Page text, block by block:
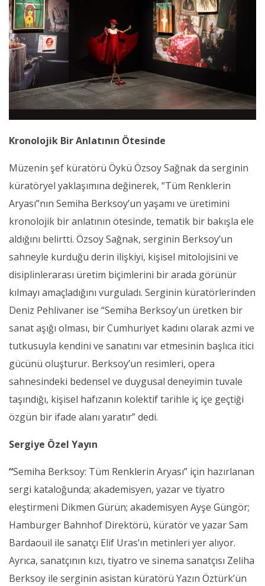
Kronolojik Bir Anlatının Ötesinde
Müzenin şef küratörü Öykü Özsoy Sağnak da serginin
küratöryel yaklaşımına değinerek, “Tüm Renklerin
Aryası”nın Semiha Berksoy’un yaşamı ve üretimini
kronolojik bir anlatının ötesinde, tematik bir bakışla ele
aldığını belirtti. Özsoy Sağnak, serginin Berksoy’un
sahneyle kurduğu derin ilişkiyi, kişisel mitolojisini ve
disiplinlerarası üretim biçimlerini bir arada görünür
kılmayı amaçladığını vurguladı. Serginin küratörlerinden
Deniz Pehlivaner ise “Semiha Berksoy’un üretken bir
sanat aşığı olması, bir Cumhuriyet kadını olarak azmi ve
tutkusuyla kendini ve sanatını var etmesinin başlıca itici
gücünü oluşturur. Berksoy’un resimleri, opera
sahnesindeki bedensel ve duygusal deneyimin tuvale
taşındığı, kişisel hafızanın kolektif tarihle iç içe geçtiği
özgün bir ifade alanı yaratır” dedi.
Sergiye Özel Yayın
“Semiha Berksoy: Tüm Renklerin Aryası” için hazırlanan
sergi kataloğunda; akademisyen, yazar ve tiyatro
eleştirmeni Dikmen Gürün; akademisyen Ayşe Güngör;
Hamburger Bahnhof Direktörü, küratör ve yazar Sam
Bardaouil ile sanatçı Elif Uras’ın metinleri yer alıyor.
Ayrıca, sanatçının kızı, tiyatro ve sinema sanatçısı Zeliha
Berksoy ile serginin asistan küratörü Yazın Öztürk’ün